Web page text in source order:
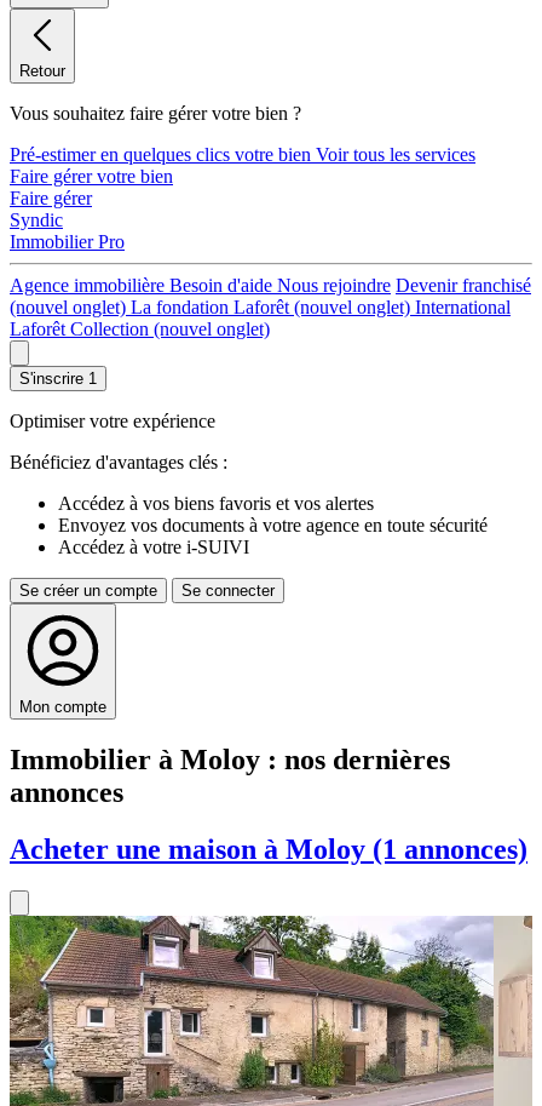
Retour
Vous souhaitez faire gérer votre bien ?
Pré-estimer en quelques clics votre bien Voir tous les services
Faire gérer votre bien
Faire gérer
Syndic
Immobilier Pro
Agence immobilière Besoin d'aide Nous rejoindre Devenir franchisé
(nouvel onglet) La fondation Laforêt (nouvel onglet) International
Laforêt Collection (nouvel onglet)
S'inscrire 1
Optimiser votre expérience
Bénéficiez d'avantages clés :
Accédez à vos biens favoris et vos alertes
Envoyez vos documents à votre agence en toute sécurité
Accédez à votre i-SUIVI
Se créer un compte Se connecter
Mon compte
Immobilier à Moloy : nos dernières
annonces
Acheter une maison à Moloy (1 annonces)